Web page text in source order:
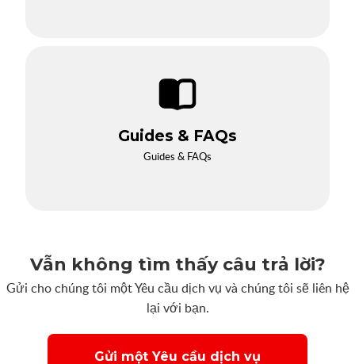
Guides & FAQs
Guides & FAQs
Vẫn không tìm thấy câu trả lời?
Gửi cho chúng tôi một Yêu cầu dịch vụ và chúng tôi sẽ liên hệ
lại với bạn.
Gửi một Yêu cầu dịch vụ